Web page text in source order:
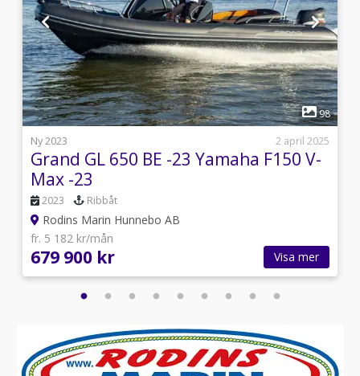
1
98
Ny 2023
2 april 2025
Grand GL 650 BE -23 Yamaha F150 V-
Max -23
2023 Ribbåt
Rodins Marin Hunnebo AB
fr. 5 182 kr/mån
679 900 kr Visa mer